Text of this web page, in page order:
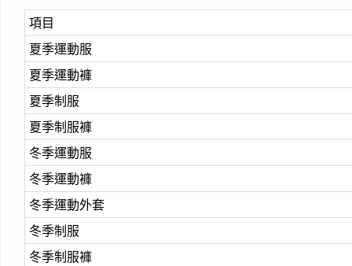
項目
夏季運動服
夏季運動褲
夏季制服
夏季制服褲
冬季運動服
冬季運動褲
冬季運動外套
冬季制服
冬季制服褲